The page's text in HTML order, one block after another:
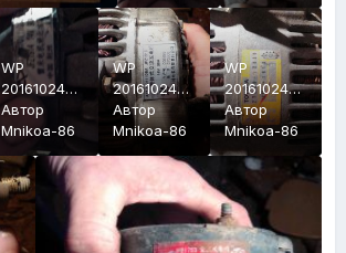
WP
20161024
006
Автор
Mnikoa-86
WP
20161024
005
Автор
Mnikoa-86
WP
20161024
004
Автор
Mnikoa-86